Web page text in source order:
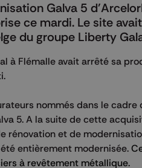
Galva 5
ce mardi. Le site
du groupe Liberty
à Flémalle avait arrêté sa
nommés dans le
5. A la suite de cette
rénovation et de
entièrement modernisée.
à revêtement métallique.